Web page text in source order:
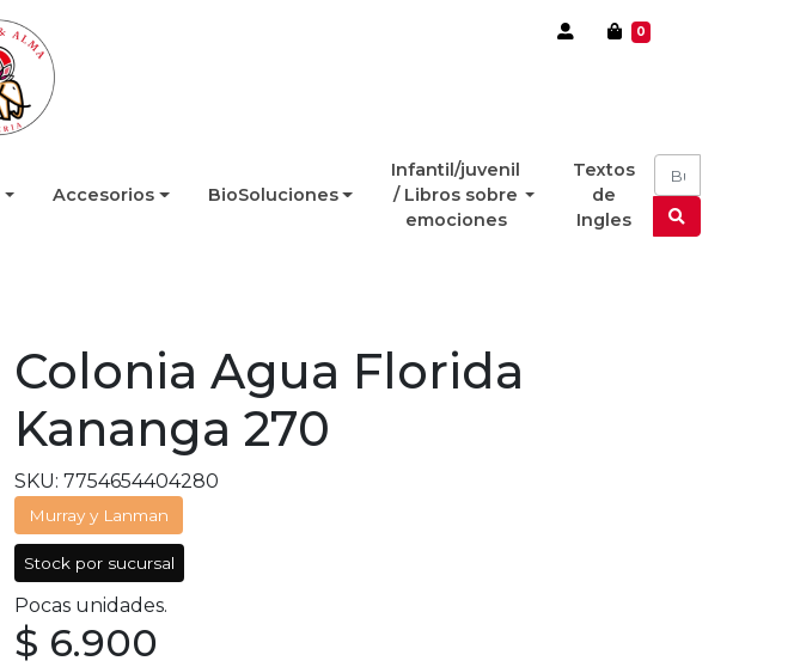
0
Accesorios BioSoluciones
Infantil/juvenil
/ Libros sobre
emociones
Textos
de
Ingles
Colonia Agua Florida
Kananga 270
SKU: 7754654404280
Murray y Lanman
Stock por sucursal
Pocas unidades.
$ 6.900